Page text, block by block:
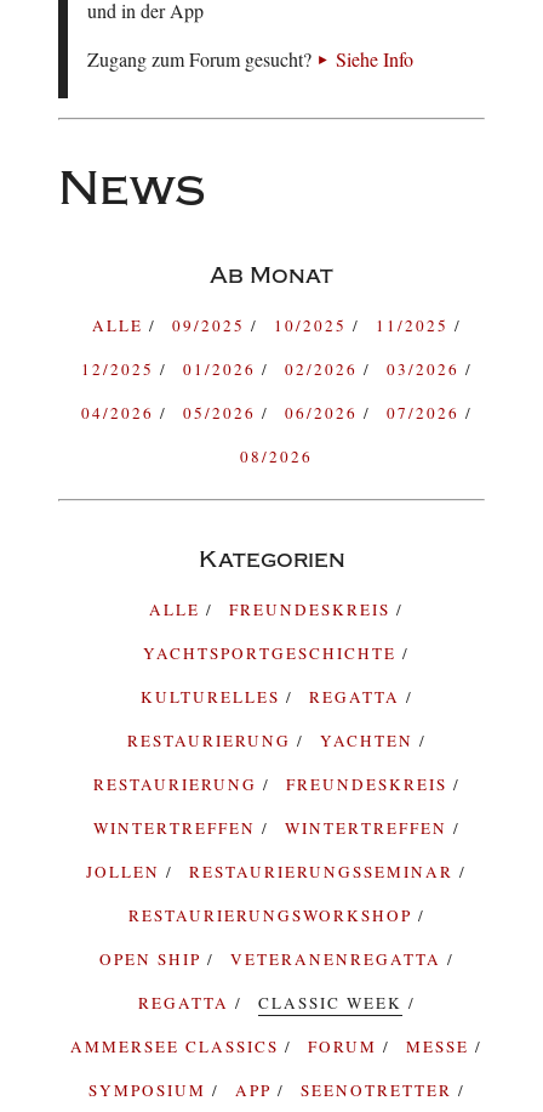
und in der App
Zugang zum Forum gesucht?
Siehe Info
News
Ab Monat
ALLE 09/2025 10/2025
11/2025
12/2025
01/2026 02/2026
03/2026
04/2026
05/2026 06/2026
07/2026
08/2026
Kategorien
ALLE
FREUNDESKREIS
YACHTSPORTGESCHICHTE
KULTURELLES
REGATTA
RESTAURIERUNG
YACHTEN
RESTAURIERUNG
FREUNDESKREIS
WINTERTREFFEN
WINTERTREFFEN
JOLLEN
RESTAURIERUNGSSEMINAR
RESTAURIERUNGSWORKSHOP
OPEN SHIP
VETERANENREGATTA
REGATTA
CLASSIC WEEK
AMMERSEE CLASSICS
FORUM
MESSE
SYMPOSIUM
APP
SEENOTRETTER